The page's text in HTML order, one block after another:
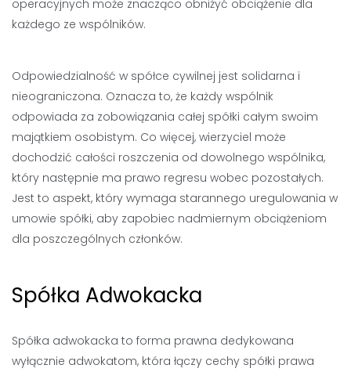
operacyjnych może znacząco obniżyć obciążenie dla
każdego ze wspólników.
Odpowiedzialność w spółce cywilnej jest solidarna i
nieograniczona. Oznacza to, że każdy wspólnik
odpowiada za zobowiązania całej spółki całym swoim
majątkiem osobistym. Co więcej, wierzyciel może
dochodzić całości roszczenia od dowolnego wspólnika,
który następnie ma prawo regresu wobec pozostałych.
Jest to aspekt, który wymaga starannego uregulowania w
umowie spółki, aby zapobiec nadmiernym obciążeniom
dla poszczególnych członków.
Spółka Adwokacka
Spółka adwokacka to forma prawna dedykowana
wyłącznie adwokatom, która łączy cechy spółki prawa